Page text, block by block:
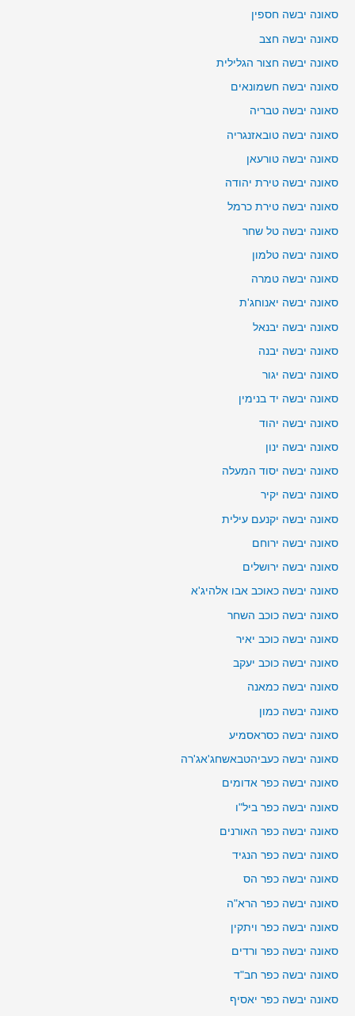
סאונה יבשה חספין
סאונה יבשה חצב
סאונה יבשה חצור הגלילית
סאונה יבשה חשמונאים
סאונה יבשה טבריה
סאונה יבשה טובאזנגריה
סאונה יבשה טורעאן
סאונה יבשה טירת יהודה
סאונה יבשה טירת כרמל
סאונה יבשה טל שחר
סאונה יבשה טלמון
סאונה יבשה טמרה
סאונה יבשה יאנוחג'ת
סאונה יבשה יבנאל
סאונה יבשה יבנה
סאונה יבשה יגור
סאונה יבשה יד בנימין
סאונה יבשה יהוד
סאונה יבשה ינון
סאונה יבשה יסוד המעלה
סאונה יבשה יקיר
סאונה יבשה יקנעם עילית
סאונה יבשה ירוחם
סאונה יבשה ירושלים
סאונה יבשה כאוכב אבו אלהיג'א
סאונה יבשה כוכב השחר
סאונה יבשה כוכב יאיר
סאונה יבשה כוכב יעקב
סאונה יבשה כמאנה
סאונה יבשה כמון
סאונה יבשה כסראסמיע
סאונה יבשה כעביהטבאשחג'אג'רה
סאונה יבשה כפר אדומים
סאונה יבשה כפר ביל"ו
סאונה יבשה כפר האורנים
סאונה יבשה כפר הנגיד
סאונה יבשה כפר הס
סאונה יבשה כפר הרא"ה
סאונה יבשה כפר ויתקין
סאונה יבשה כפר ורדים
סאונה יבשה כפר חב"ד
סאונה יבשה כפר יאסיף